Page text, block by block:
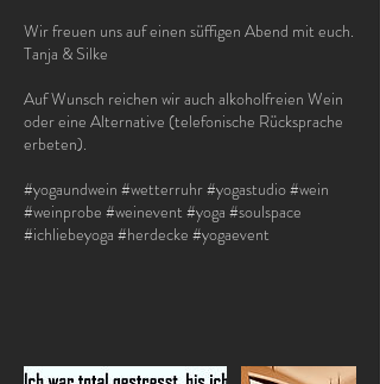
Wir freuen uns auf einen süffigen Abend mit euch.
Tanja & Silke
Auf Wunsch reichen wir auch alkoholfreien Wein
oder eine Alternative (telefonische Rücksprache
erbeten).
#yogaundwein #wetterruhr #yogastudio #wein
#weinprobe #weinevent #yoga #soulspace
#ichliebeyoga #herdecke #yogaevent